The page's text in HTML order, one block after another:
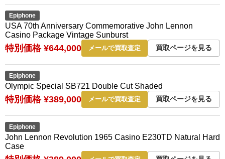
Epiphone
USA 70th Anniversary Commemorative John Lennon
Casino Package Vintage Sunburst
特別価格 ¥644,000 メールで買取査定 買取ページを見る
Epiphone
Olympic Special SB721 Double Cut Shaded
特別価格 ¥389,000 メールで買取査定 買取ページを見る
Epiphone
John Lennon Revolution 1965 Casino E230TD Natural Hard
Case